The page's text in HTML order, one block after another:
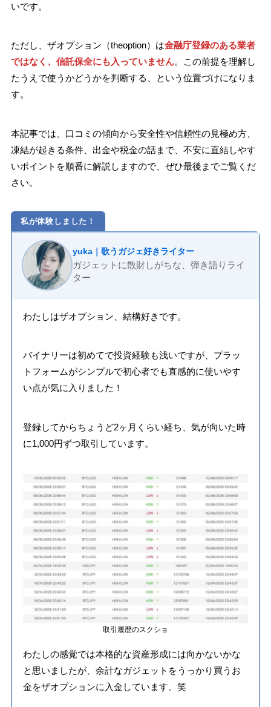
いです。
ただし、ザオプション（theoption）は金融庁登録のある業者
ではなく、信託保全にも入っていません。この前提を理解し
たうえで使うかどうかを判断する、という位置づけになりま
す。
本記事では、口コミの傾向から安全性や信頼性の見極め方、
凍結が起きる条件、出金や税金の話まで、不安に直結しやす
いポイントを順番に解説しますので、ぜひ最後までご覧くだ
さい。
私が体験しました！
yuka｜歌うガジェ好きライター
ガジェットに散財しがちな、弾き語りライ
ター
わたしはザオプション、結構好きです。
バイナリーは初めてで投資経験も浅いですが、プラッ
トフォームがシンプルで初心者でも直感的に使いやす
い点が気に入りました！
登録してからちょうど2ヶ月くらい経ち、気が向いた時
に1,000円ずつ取引しています。
取引履歴のスクショ
わたしの感覚では本格的な資産形成には向かないかな
と思いましたが、余計なガジェットをうっかり買うお
金をザオプションに入金しています。笑